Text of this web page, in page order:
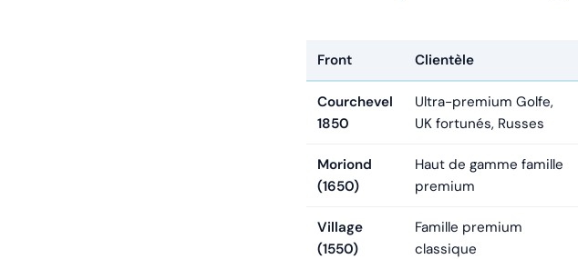
Front Clientèle
Courchevel
1850
Ultra-premium Golfe,
UK fortunés, Russes
Moriond
(1650)
Haut de gamme famille
premium
Village
(1550)
Famille premium
classique